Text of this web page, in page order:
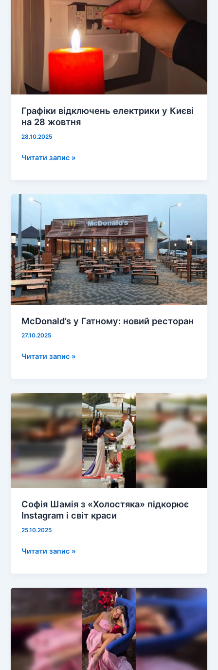
Графіки відключень електрики у Києві
на 28 жовтня
28.10.2025
Графіки
у
Києві
28
жовтня
Читати запис »
McDonald’s у Гатному: новий ресторан
27.10.2025
McDonald’s
новий
ресторан
Читати запис »
Софія Шамія з «Холостяка» підкорює
Instagram і світ краси
25.10.2025
Софія
«Холостяка»
світ
краси
Читати запис »